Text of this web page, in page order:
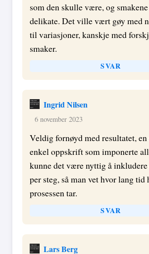
som den skulle være, og
delikate. Det ville vært gøy med
til variasjoner, kanskje med
smaker.
SVAR
Ingrid Nilsen
6 november 2023
Veldig fornøyd med resultatet, en
enkel oppskrift som imponerte
kunne det være nyttig å
per steg, så man vet hvor lang tid
prosessen tar.
SVAR
Lars Berg